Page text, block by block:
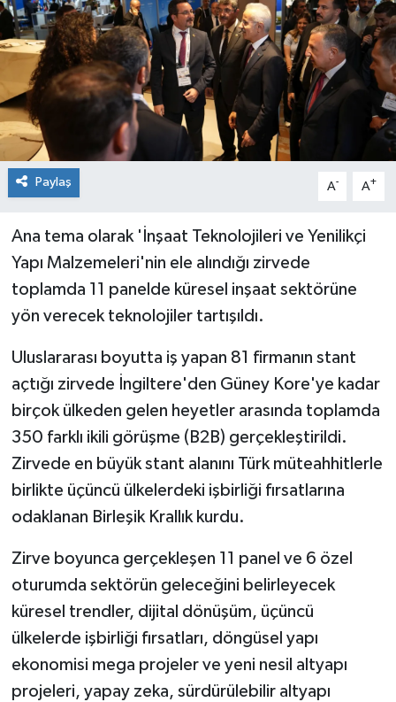
Paylaş A- A+
Ana tema olarak 'İnşaat Teknolojileri ve Yenilikçi
Yapı Malzemeleri'nin ele alındığı zirvede
toplamda 11 panelde küresel inşaat sektörüne
yön verecek teknolojiler tartışıldı.
Uluslararası boyutta iş yapan 81 firmanın stant
açtığı zirvede İngiltere'den Güney Kore'ye kadar
birçok ülkeden gelen heyetler arasında toplamda
350 farklı ikili görüşme (B2B) gerçekleştirildi.
Zirvede en büyük stant alanını Türk müteahhitlerle
birlikte üçüncü ülkelerdeki işbirliği fırsatlarına
odaklanan Birleşik Krallık kurdu.
Zirve boyunca gerçekleşen 11 panel ve 6 özel
oturumda sektörün geleceğini belirleyecek
küresel trendler, dijital dönüşüm, üçüncü
ülkelerde işbirliği fırsatları, döngüsel yapı
ekonomisi mega projeler ve yeni nesil altyapı
projeleri, yapay zeka, sürdürülebilir altyapı
Yaşam